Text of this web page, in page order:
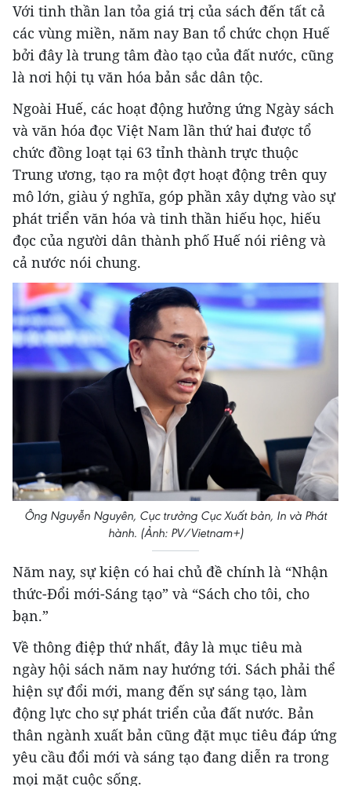
Với tinh thần lan tỏa giá trị của sách đến tất cả
các vùng miền, năm nay Ban tổ chức chọn Huế
bởi đây là trung tâm đào tạo của đất nước, cũng
là nơi hội tụ văn hóa bản sắc dân tộc.
Ngoài Huế, các hoạt động hưởng ứng Ngày sách
và văn hóa đọc Việt Nam lần thứ hai được tổ
chức đồng loạt tại 63 tỉnh thành trực thuộc
Trung ương, tạo ra một đợt hoạt động trên quy
mô lớn, giàu ý nghĩa, góp phần xây dựng vào sự
phát triển văn hóa và tinh thần hiếu học, hiếu
đọc của người dân thành phố Huế nói riêng và
cả nước nói chung.
Ông Nguyễn Nguyên, Cục trưởng Cục Xuất bản, In và Phát
hành. (Ảnh: PV/Vietnam+)
Năm nay, sự kiện có hai chủ đề chính là “Nhận
thức-Đổi mới-Sáng tạo” và “Sách cho tôi, cho
bạn.”
Về thông điệp thứ nhất, đây là mục tiêu mà
ngày hội sách năm nay hướng tới. Sách phải thể
hiện sự đổi mới, mang đến sự sáng tạo, làm
động lực cho sự phát triển của đất nước. Bản
thân ngành xuất bản cũng đặt mục tiêu đáp ứng
yêu cầu đổi mới và sáng tạo đang diễn ra trong
mọi mặt cuộc sống.